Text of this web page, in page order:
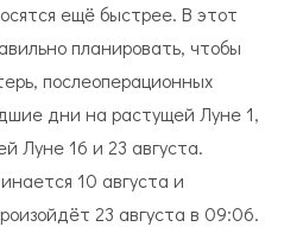
ещё быстрее. В этот
планировать, чтобы
послеоперационных
дни на растущей Луне 1,
Луне 16 и 23 августа.
10 августа и
23 августа в 09:06.